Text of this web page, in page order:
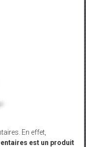
En effet,
est un produit